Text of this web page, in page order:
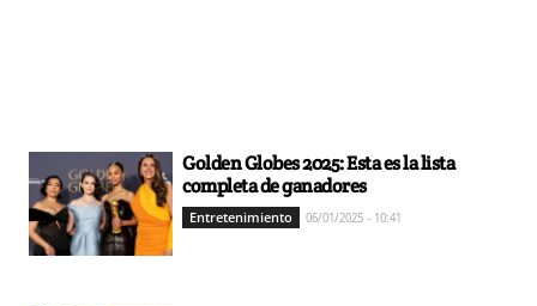
Golden Globes 2025: Esta es la lista
completa de ganadores
Entretenimiento 06/01/2025 - 10:41